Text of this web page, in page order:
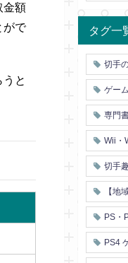
金額
がで
と
タグ一
切手
ゲー
専門
Wii・
切手
【地
PS・
PS4